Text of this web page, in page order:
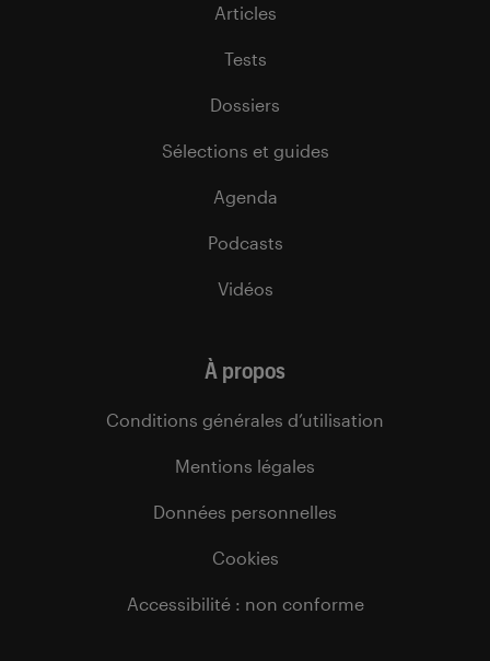
Articles
Tests
Dossiers
Sélections et guides
Agenda
Podcasts
Vidéos
À propos
Conditions générales d’utilisation
Mentions légales
Données personnelles
Cookies
Accessibilité : non conforme